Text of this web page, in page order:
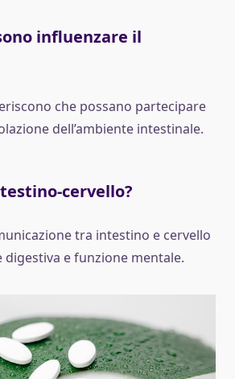
influenzare il
che possano partecipare
dell’ambiente intestinale.
cervello?
tra intestino e cervello
digestiva e funzione mentale.